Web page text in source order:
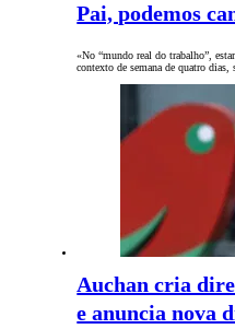
Pai, podemos
«No “mundo real do trabalho”,
contexto de semana de quatro
Auchan cria
e anuncia nova